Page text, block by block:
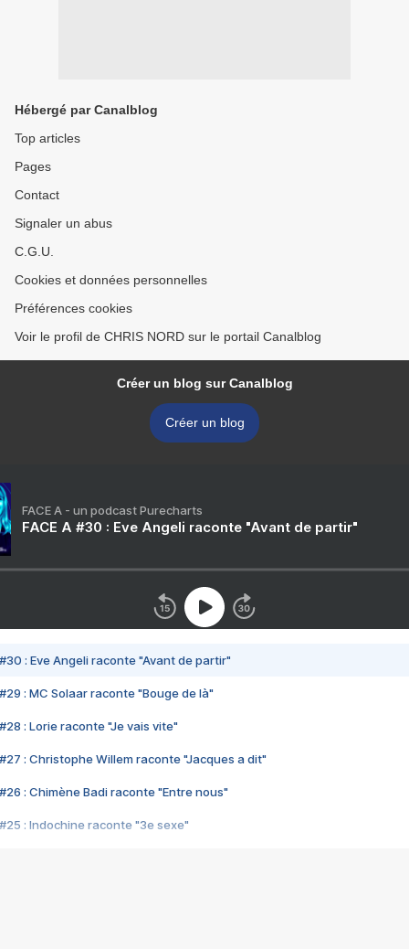
Hébergé par Canalblog
Top articles
Pages
Contact
Signaler un abus
C.G.U.
Cookies et données personnelles
Préférences cookies
Voir le profil de CHRIS NORD sur le portail Canalblog
Créer un blog sur Canalblog
Créer un blog
FACE A - un podcast Purecharts
FACE A #30 : Eve Angeli raconte "Avant de partir"
#30 : Eve Angeli raconte "Avant de partir"
#29 : MC Solaar raconte "Bouge de là"
#28 : Lorie raconte "Je vais vite"
#27 : Christophe Willem raconte "Jacques a dit"
#26 : Chimène Badi raconte "Entre nous"
#25 : Indochine raconte "3e sexe"